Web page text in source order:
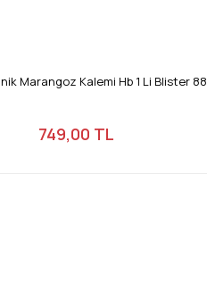
Marangoz Kalemi Hb 1 Li Blister
749,00 TL